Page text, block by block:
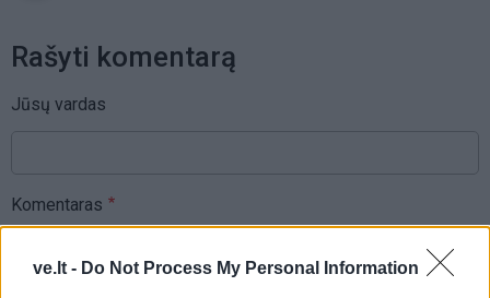
ve.lt - Do Not Process My Personal Information
Rašyti komentarą
Jūsų vardas
Komentaras